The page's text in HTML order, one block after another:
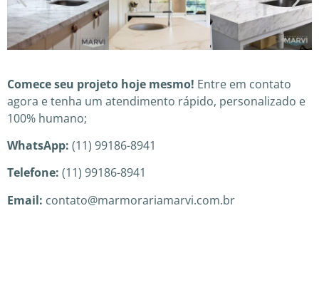
Comece seu projeto hoje mesmo! Entre em contato
agora e tenha um atendimento rápido, personalizado e
100% humano;
WhatsApp: (11) 99186-8941
Telefone: (11) 99186-8941
Email: contato@marmorariamarvi.com.br